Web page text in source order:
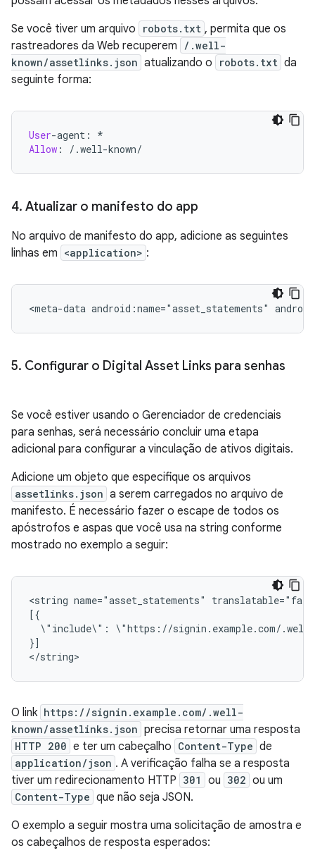
Se você tiver um arquivo
robots.txt , permita que os
rastreadores da Web recuperem
/.well-
known/assetlinks.json atualizando o robots.txt da
seguinte forma:
User-agent:
Allow :
4. Atualizar o manifesto do app
No arquivo de manifesto do app, adicione as seguintes
linhas em <application> :
<meta-data android:name="asset_statements"
5. Configurar o Digital Asset Links para senhas
Se você estiver usando o Gerenciador de credenciais
para senhas, será necessário concluir uma etapa
adicional para configurar a vinculação de ativos digitais.
Adicione um objeto que especifique os arquivos
assetlinks.json a serem carregados no arquivo de
manifesto. É necessário fazer o escape de todos os
apóstrofos e aspas que você usa na string conforme
mostrado no exemplo a seguir:
<string name="asset_statements"
\"include\":
\"https://signin.example.com/
}]
O link https://signin.example.com/.well-
known/assetlinks.json precisa retornar uma resposta
HTTP 200 e ter um cabeçalho Content-Type de
application/json . A verificação falha se a resposta
tiver um redirecionamento HTTP 301 ou 302 ou um
Content-Type que não seja JSON.
O exemplo a seguir mostra uma solicitação de amostra e
os cabeçalhos de resposta esperados: